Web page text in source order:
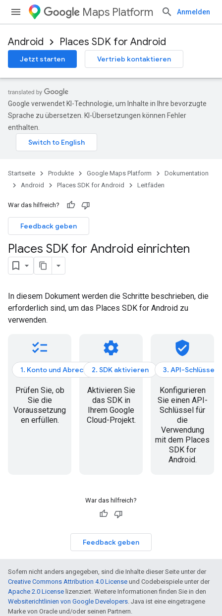
Maps Platform Anmelden
Android Places SDK for Android
Jetzt starten Vertrieb kontaktieren
Google verwendet KI-Technologie, um Inhalte in Ihre bevorzugte
Sprache zu übersetzen. KI-Übersetzungen können Fehler
enthalten.
Startseite Produkte Google Maps Platform
Dokumentation
Android
Places SDK for Android Leitfäden
War das hilfreich?
Feedback geben
Places SDK for Android einrichten
In diesem Dokument werden die Schritte beschrieben, die
erforderlich sind, um das Places SDK for Android zu
verwenden.
checklist
1. Konto und Abrechnung
Prüfen Sie, ob
Sie die
Voraussetzung
en erfüllen.
settings
2. SDK aktivieren
Aktivieren Sie
das SDK in
Ihrem Google
Cloud-Projekt.
verified_user
3. API-Schlüssel
Konfigurieren
Sie einen API-
Schlüssel für
die
Verwendung
mit dem Places
SDK for
Android.
War das hilfreich?
Feedback geben
Sofern nicht anders angegeben, sind die Inhalte dieser Seite unter der
Creative Commons Attribution 4.0 License und Codebeispiele unter der
Apache 2.0 License lizenziert. Weitere Informationen finden Sie in den
Websiterichtlinien von Google Developers. Java ist eine eingetragene
Marke von Oracle und/oder seinen Partnern.